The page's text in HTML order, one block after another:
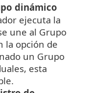
dinámico
ejecuta la
une al Grupo
la opción de
un Grupo
esta